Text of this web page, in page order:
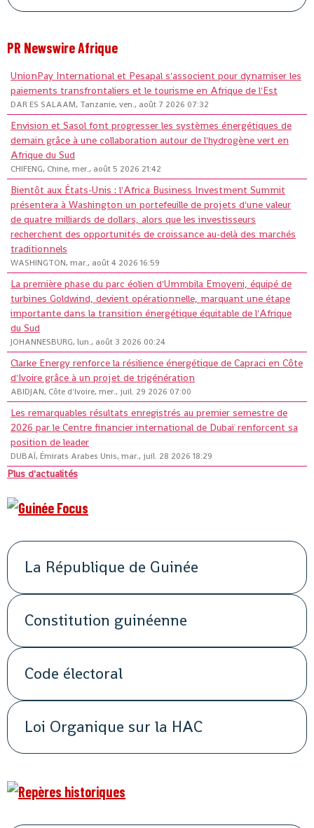
PR Newswire Afrique
UnionPay International et Pesapal s'associent pour dynamiser les
paiements transfrontaliers et le tourisme en Afrique de l'Est
DAR ES SALAAM, Tanzanie, ven., août 7 2026 07:32
Envision et Sasol font progresser les systèmes énergétiques de
demain grâce à une collaboration autour de l'hydrogène vert en
Afrique du Sud
CHIFENG, Chine, mer., août 5 2026 21:42
Bientôt aux États-Unis : l'Africa Business Investment Summit
présentera à Washington un portefeuille de projets d'une valeur
de quatre milliards de dollars, alors que les investisseurs
recherchent des opportunités de croissance au-delà des marchés
traditionnels
WASHINGTON, mar., août 4 2026 16:59
La première phase du parc éolien d'Ummbila Emoyeni, équipé de
turbines Goldwind, devient opérationnelle, marquant une étape
importante dans la transition énergétique équitable de l'Afrique
du Sud
JOHANNESBURG, lun., août 3 2026 00:24
Clarke Energy renforce la résilience énergétique de Capraci en Côte
d'Ivoire grâce à un projet de trigénération
ABIDJAN, Côte d'Ivoire, mer., juil. 29 2026 07:00
Les remarquables résultats enregistrés au premier semestre de
2026 par le Centre financier international de Dubaï renforcent sa
position de leader
DUBAÏ, Émirats Arabes Unis, mar., juil. 28 2026 18:29
Plus d'actualités
La République de Guinée
Constitution guinéenne
Code électoral
Loi Organique sur la HAC